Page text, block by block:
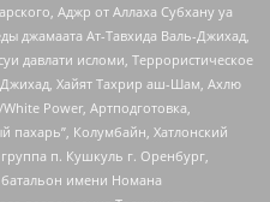
Аджр от Аллаха Субхану уа
джамаата Ат-Тавхида Валь-Джихад,
давлати исломи, Террористическое
Джихад, Хайят Тахрир аш-Шам, Ахлю
Power, Артподготовка,
пахарь”, Колумбайн, Хатлонский
п. Кушкуль г. Оренбург,
имени Номана